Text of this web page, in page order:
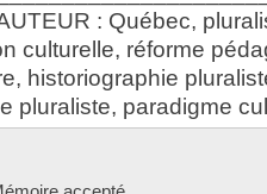
: Québec,
culturelle, réforme
historiographie
pluraliste, paradigme